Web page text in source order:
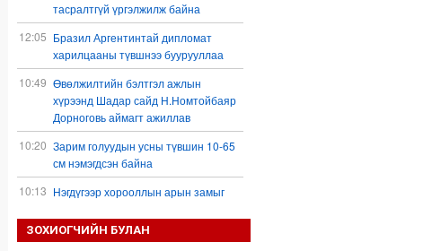
тасралтгүй үргэлжилж байна
12:05 Бразил Аргентинтай дипломат
харилцааны түвшнээ буурууллаа
10:49 Өвөлжилтийн бэлтгэл ажлын
хүрээнд Шадар сайд Н.Номтойбаяр
Дорноговь аймагт ажиллав
10:20 Зарим голуудын усны түвшин 10-65
см нэмэгдсэн байна
10:13 Нэгдүгээр хорооллын арын замыг
түр хааж, борооны ус зайлуулах
шугамын хөндлөн сэтэлгээ хийнэ
ЗОХИОГЧИЙН БУЛАН